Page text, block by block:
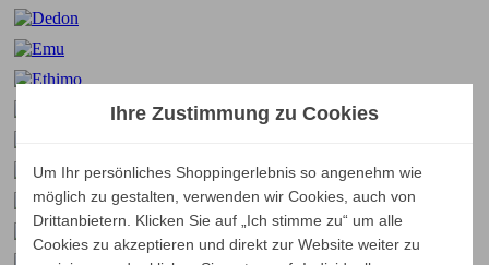
Ihre Zustimmung zu Cookies
Um Ihr persönliches Shoppingerlebnis so angenehm wie
möglich zu gestalten, verwenden wir Cookies, auch von
Drittanbietern. Klicken Sie auf „Ich stimme zu“ um alle
Cookies zu akzeptieren und direkt zur Website weiter zu